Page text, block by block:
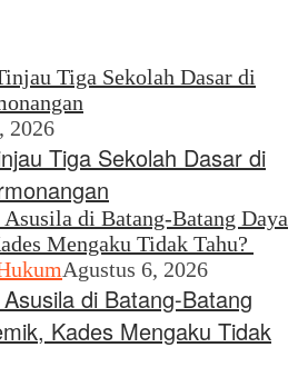
2026
Tiga Sekolah Dasar di
Agustus 6, 2026
di Batang-Batang
Kades Mengaku Tidak